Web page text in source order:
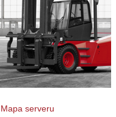
Mapa serveru